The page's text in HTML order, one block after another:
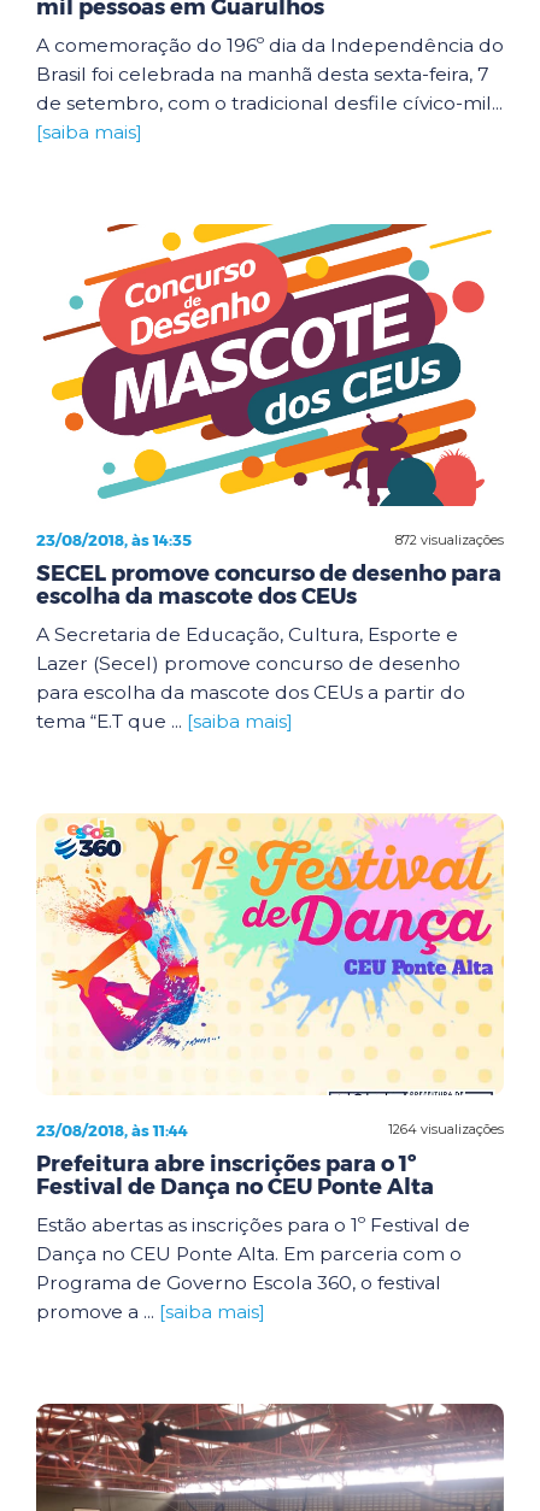
mil pessoas em Guarulhos
A comemoração do 196º dia da Independência do
Brasil foi celebrada na manhã desta sexta-feira, 7
de setembro, com o tradicional desfile cívico-mil...
[saiba mais]
872 visualizações
23/08/2018, às 14:35
SECEL promove concurso de desenho para
escolha da mascote dos CEUs
A Secretaria de Educação, Cultura, Esporte e
Lazer (Secel) promove concurso de desenho
para escolha da mascote dos CEUs a partir do
tema “E.T que ... [saiba mais]
1264 visualizações
23/08/2018, às 11:44
Prefeitura abre inscrições para o 1º
Festival de Dança no CEU Ponte Alta
Estão abertas as inscrições para o 1º Festival de
Dança no CEU Ponte Alta. Em parceria com o
Programa de Governo Escola 360, o festival
promove a ... [saiba mais]